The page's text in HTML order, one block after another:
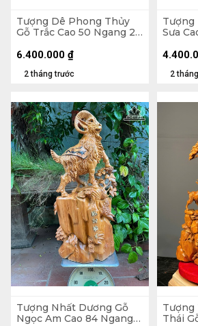
Tượng Dê Phong Thủy
Gỗ Trắc Cao 50 Ngang 28
2 tháng trước
6.400.000 ₫
Tượng
Sưa
2
Tượng Nhất Dương Gỗ
Ngọc Am Cao 84 Ngang
Tượng
Thái